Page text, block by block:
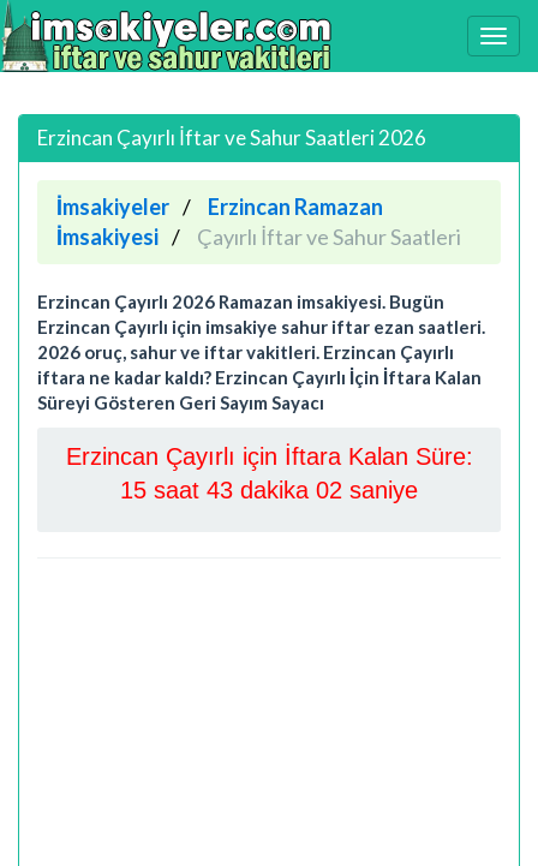
Erzincan Çayırlı İftar ve Sahur Saatleri 2026
İmsakiyeler
Erzincan Ramazan
İmsakiyesi
Çayırlı İftar ve Sahur Saatleri
Erzincan Çayırlı 2026 Ramazan imsakiyesi. Bugün
Erzincan Çayırlı için imsakiye sahur iftar ezan saatleri.
2026 oruç, sahur ve iftar vakitleri. Erzincan Çayırlı
iftara ne kadar kaldı? Erzincan Çayırlı İçin İftara Kalan
Süreyi Gösteren Geri Sayım Sayacı
Erzincan Çayırlı için İftara Kalan Süre:
15 saat 43 dakika 02 saniye